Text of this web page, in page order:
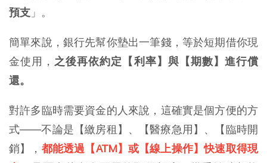
預支 」。
簡單來說，銀行先幫你墊出一筆錢，等於短期借你現
金使用， 之後再依約定【利率】與【期數】進行償
還。
對許多臨時需要資金的人來說，這確實是個方便的方
式——不論是【繳房租】、【醫療急用】、【臨時開
銷】， 都能透過【ATM】或【線上操作】快速取得現